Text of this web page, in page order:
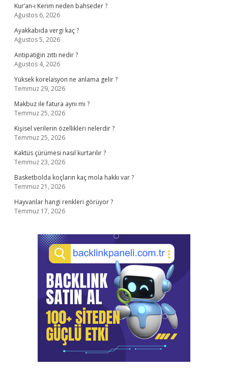
Kur’an-ı Kerim neden bahseder ?
Ağustos 6, 2026
Ayakkabıda vergi kaç ?
Ağustos 5, 2026
Antipatiğin zıttı nedir ?
Ağustos 4, 2026
Yüksek korelasyon ne anlama gelir ?
Temmuz 29, 2026
Makbuz ile fatura aynı mı ?
Temmuz 25, 2026
Kişisel verilerin özellikleri nelerdir ?
Temmuz 25, 2026
Kaktüs çürümesi nasıl kurtarılır ?
Temmuz 23, 2026
Basketbolda koçların kaç mola hakkı var ?
Temmuz 21, 2026
Hayvanlar hangi renkleri görüyor ?
Temmuz 17, 2026